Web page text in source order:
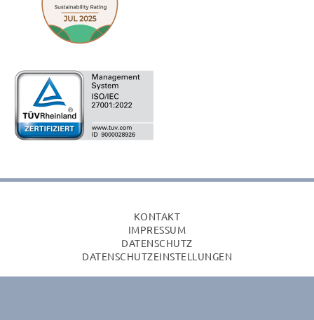
KONTAKT
IMPRESSUM
DATENSCHUTZ
DATENSCHUTZEINSTELLUNGEN